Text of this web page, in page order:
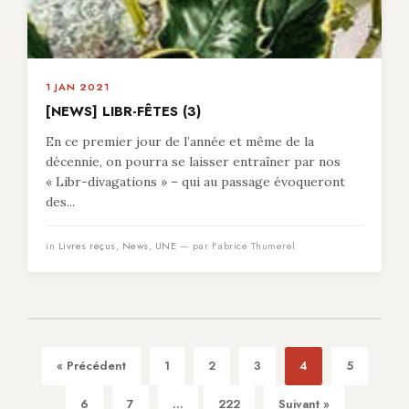
1 JAN 2021
[NEWS] LIBR-FÊTES (3)
En ce premier jour de l’année et même de la
décennie, on pourra se laisser entraîner par nos
« Libr-divagations » – qui au passage évoqueront
des...
in Livres reçus, News, UNE — par Fabrice Thumerel
« Précédent 1 2 3 4 5
6 7 ... 222 Suivant »